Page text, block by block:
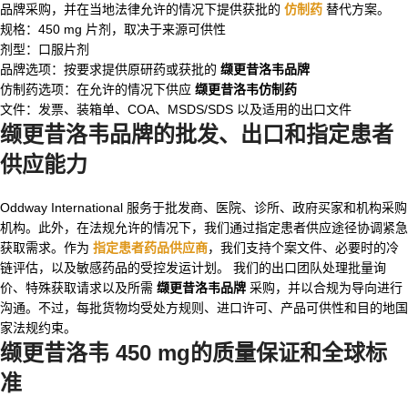
品牌采购，并在当地法律允许的情况下提供获批的 仿制药 替代方案。
规格：450 mg 片剂，取决于来源可供性
剂型：口服片剂
品牌选项：按要求提供原研药或获批的 缬更昔洛韦品牌
仿制药选项：在允许的情况下供应 缬更昔洛韦仿制药
文件：发票、装箱单、COA、MSDS/SDS 以及适用的出口文件
缬更昔洛韦品牌的批发、出口和指定患者
供应能力
Oddway International 服务于批发商、医院、诊所、政府买家和机构采购
机构。此外，在法规允许的情况下，我们通过指定患者供应途径协调紧急
获取需求。作为 指定患者药品供应商，我们支持个案文件、必要时的冷
链评估，以及敏感药品的受控发运计划。 我们的出口团队处理批量询
价、特殊获取请求以及所需 缬更昔洛韦品牌 采购，并以合规为导向进行
沟通。不过，每批货物均受处方规则、进口许可、产品可供性和目的地国
家法规约束。
缬更昔洛韦 450 mg的质量保证和全球标
准